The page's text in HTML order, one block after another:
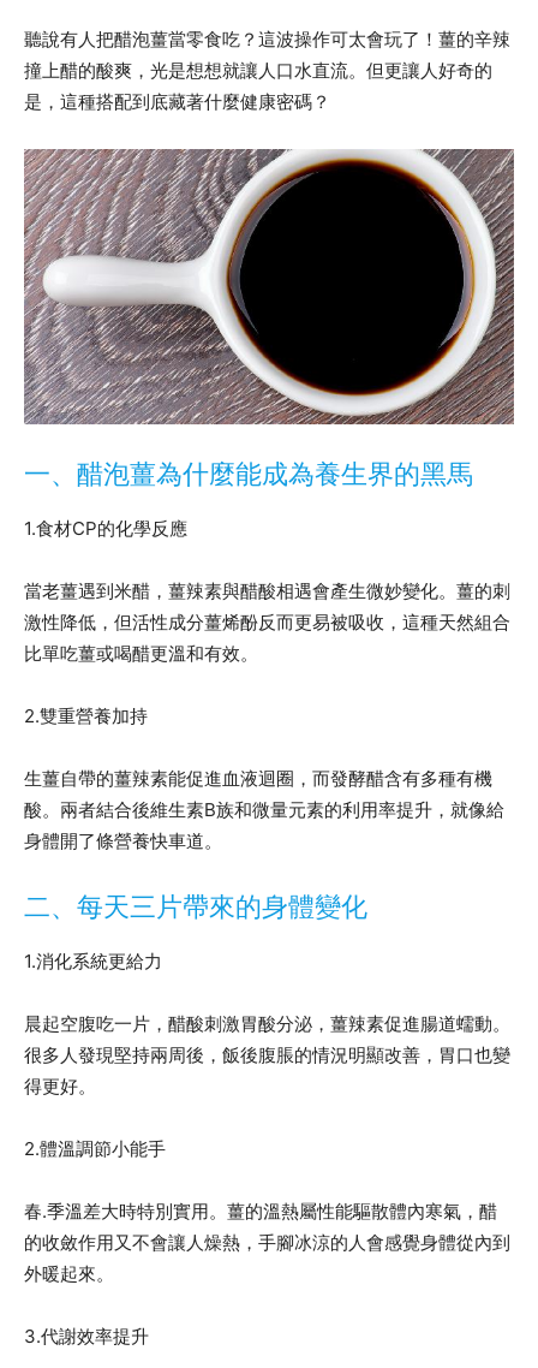
聽說有人把醋泡薑當零食吃？這波操作可太會玩了！薑的辛辣
撞上醋的酸爽，光是想想就讓人口水直流。但更讓人好奇的
是，這種搭配到底藏著什麼健康密碼？
一、醋泡薑為什麼能成為養生界的黑馬
1.食材CP的化學反應
當老薑遇到米醋，薑辣素與醋酸相遇會產生微妙變化。薑的刺
激性降低，但活性成分薑烯酚反而更易被吸收，這種天然組合
比單吃薑或喝醋更溫和有效。
2.雙重營養加持
生薑自帶的薑辣素能促進血液迴圈，而發酵醋含有多種有機
酸。兩者結合後維生素B族和微量元素的利用率提升，就像給
身體開了條營養快車道。
二、每天三片帶來的身體變化
1.消化系統更給力
晨起空腹吃一片，醋酸刺激胃酸分泌，薑辣素促進腸道蠕動。
很多人發現堅持兩周後，飯後腹脹的情況明顯改善，胃口也變
得更好。
2.體溫調節小能手
春.季溫差大時特別實用。薑的溫熱屬性能驅散體內寒氣，醋
的收斂作用又不會讓人燥熱，手腳冰涼的人會感覺身體從內到
外暖起來。
3.代謝效率提升